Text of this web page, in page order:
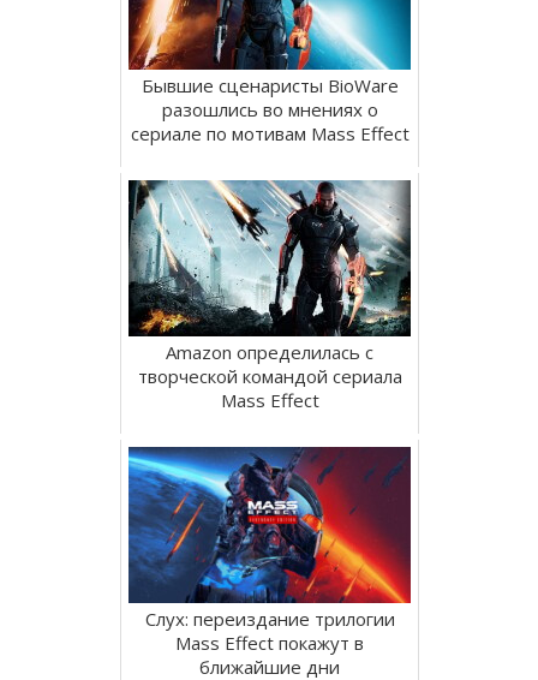
Бывшие сценаристы BioWare
разошлись во мнениях о
сериале по мотивам Mass Effect
Amazon определилась с
творческой командой сериала
Mass Effect
Слух: переиздание трилогии
Mass Effect покажут в
ближайшие дни